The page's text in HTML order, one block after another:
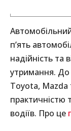
п’ять
надійність та
утримання. До
Toyota, Mazda
практичністю
водіїв. Про це